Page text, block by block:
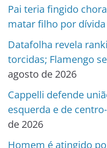
Pai teria fingido
matar filho por dívida
Datafolha revela
torcidas; Flamengo
agosto de 2026
Cappelli defende
esquerda e de
de 2026
Homem é atingido